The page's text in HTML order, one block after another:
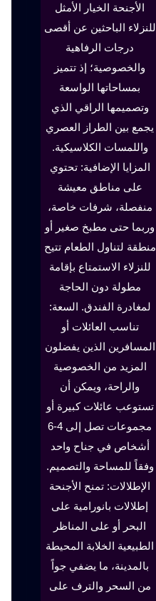
الأجنحة الخيار الأمثل
للنزلاء الباحثين عن أقصى
درجات الرفاهية
والخصوصية؛ إذ تتميز
بمساحاتها الواسعة
وتصميمها الراقي الذي
يجمع بين الطراز العصري
واللمسات الكلاسيكية.
المزايا الإضافية: تحتوي
على مناطق معيشة
منفصلة، شرفات خاصة،
وربما حتى مطبخ صغير أو
منطقة لتناول الطعام تتيح
للنزلاء الاستمتاع بإقامة
مطولة دون الحاجة
لمغادرة الفندق. السعة:
تناسب العائلات أو
المسافرين الذين يفضلون
المزيد من الخصوصية
والراحة، ويمكن أن
تستوعب عائلات كبيرة أو
مجموعات تصل إلى 4-6
أشخاص في جناح واحد
وفقاً للمساحة والتصميم.
الإطلالات: تمنح الأجنحة
إطلالات بانورامية على
البحر أو على المناظر
الطبيعية الخلابة المحيطة
بالمدينة، ما يضفي جواً
من السحر والترف على